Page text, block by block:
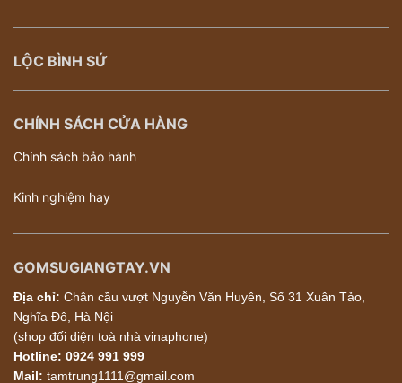
LỘC BÌNH SỨ
CHÍNH SÁCH CỬA HÀNG
Chính sách bảo hành
Kinh nghiệm hay
GOMSUGIANGTAY.VN
Địa chỉ: Chân cầu vượt Nguyễn Văn Huyên, Số 31 Xuân Tảo,
Nghĩa Đô, Hà Nội
(shop đối diện toà nhà vinaphone)
Hotline: 0924 991 999
Mail: tamtrung1111@gmail.com